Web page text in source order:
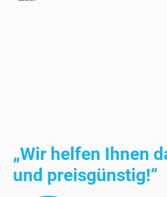
„Wir helfen Ihnen
und preisgünstig!“